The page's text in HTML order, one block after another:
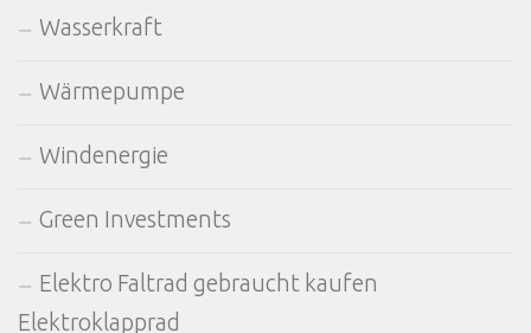
Wasserkraft
Wärmepumpe
Windenergie
Green Investments
Elektro Faltrad gebraucht kaufen
Elektroklapprad